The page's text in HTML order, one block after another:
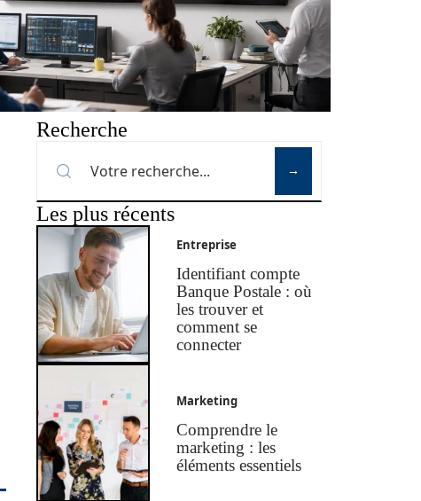
Recherche
Les plus récents
Entreprise
Identifiant compte
Banque Postale : où
les trouver et
comment se
connecter
Marketing
Comprendre le
marketing : les
éléments essentiels